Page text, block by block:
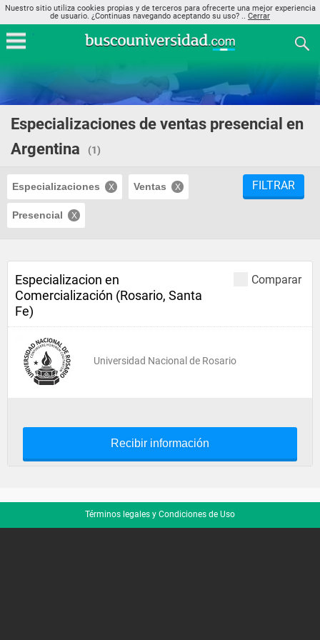
Nuestro sitio utiliza cookies propias y de terceros para ofrecerte una mejor experiencia
de usuario. ¿Continuas navegando aceptando su uso? .. Cerrar
Especializaciones de ventas presencial en
Argentina
(1)
Especializaciones Ventas
Presencial
FILTRAR
Comparar
Especializacion en
Comercialización (Rosario, Santa
Fe)
Universidad Nacional de Rosario
Recibir información
Términos legales y Condiciones de Uso